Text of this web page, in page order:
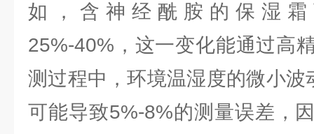
如，含神经酰胺的保湿霜
25%-40%，这一变化能通过高
测过程中，环境温湿度的微小
可能导致5%-8%的测量误差，